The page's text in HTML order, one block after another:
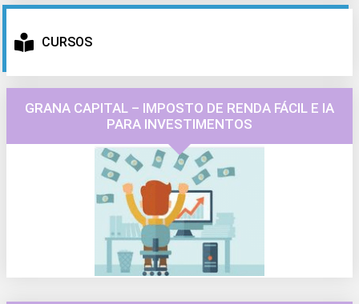
CURSOS
GRANA CAPITAL – IMPOSTO DE RENDA FÁCIL E IA
PARA INVESTIMENTOS